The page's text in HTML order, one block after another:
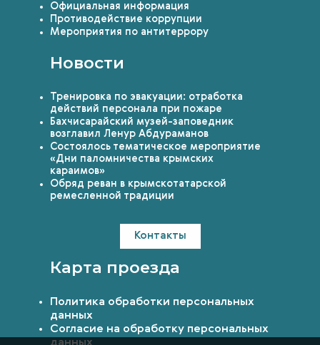
Официальная информация
Противодействие коррупции
Мероприятия по антитеррору
Новости
Тренировка по эвакуации: отработка
действий персонала при пожаре
Бахчисарайский музей-заповедник
возглавил Ленур Абдураманов
Состоялось тематическое мероприятие
«Дни паломничества крымских
караимов»
Обряд реван в крымскотатарской
ремесленной традиции
Контакты
Карта проезда
Политика обработки персональных
данных
Согласие на обработку персональных